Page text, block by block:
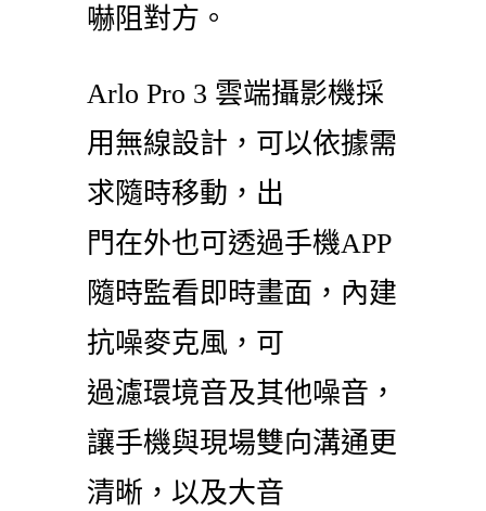
嚇阻對方。
Arlo Pro 3 雲端攝影機採
用無線設計，可以依據需
求隨時移動，出
門在外也可透過手機APP
隨時監看即時畫面，內建
抗噪麥克風，可
過濾環境音及其他噪音，
讓手機與現場雙向溝通更
清晰，以及大音